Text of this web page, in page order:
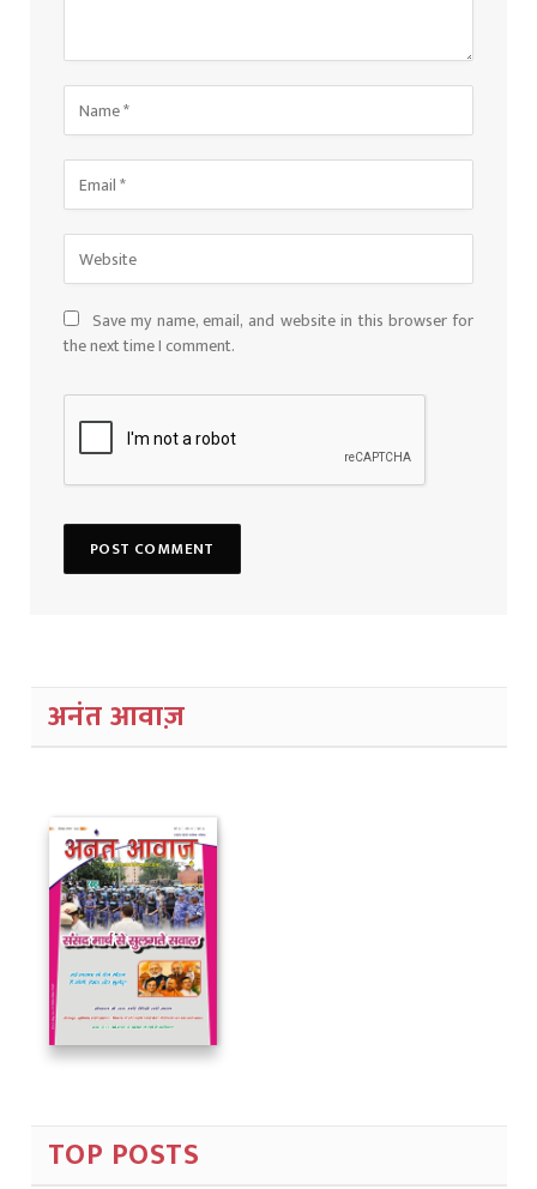
Save my name, email, and website in this browser for
the next time I comment.
अनंत आवाज़
TOP POSTS